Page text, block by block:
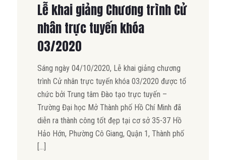
Lễ khai giảng Chương trình Cử
nhân trực tuyến khóa
03/2020
Sáng ngày 04/10/2020, Lễ khai giảng chương
trình Cử nhân trực tuyến khóa 03/2020 được tổ
chức bởi Trung tâm Đào tạo trực tuyến –
Trường Đại học Mở Thành phố Hồ Chí Minh đã
diễn ra thành công tốt đẹp tại cơ sở 35-37 Hồ
Hảo Hớn, Phường Cô Giang, Quận 1, Thành phố
[…]